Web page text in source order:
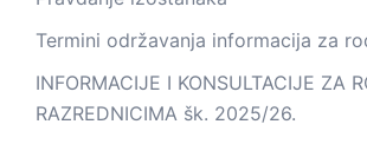
Termini održavanja informacija za
INFORMACIJE I KONSULTACIJE ZA
RAZREDNICIMA šk. 2025/26.